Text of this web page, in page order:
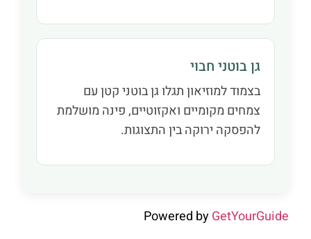
גן בוטני חבוי
בצמוד למוזיאון תגלו גן בוטני קטן עם
צמחים מקומיים ואקזוטיים, פינה מושלמת
להפסקה ירוקה בין התצוגות.
Powered byGetYourGuide